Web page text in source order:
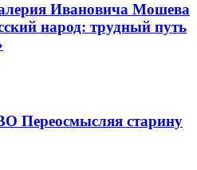
Ивановича Мошева
народ: трудный путь
старину